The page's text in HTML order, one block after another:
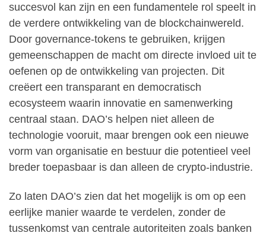
succesvol kan zijn en een fundamentele rol speelt in
de verdere ontwikkeling van de blockchainwereld.
Door governance-tokens te gebruiken, krijgen
gemeenschappen de macht om directe invloed uit te
oefenen op de ontwikkeling van projecten. Dit
creëert een transparant en democratisch
ecosysteem waarin innovatie en samenwerking
centraal staan. DAO’s helpen niet alleen de
technologie vooruit, maar brengen ook een nieuwe
vorm van organisatie en bestuur die potentieel veel
breder toepasbaar is dan alleen de crypto-industrie.
Zo laten DAO’s zien dat het mogelijk is om op een
eerlijke manier waarde te verdelen, zonder de
tussenkomst van centrale autoriteiten zoals banken